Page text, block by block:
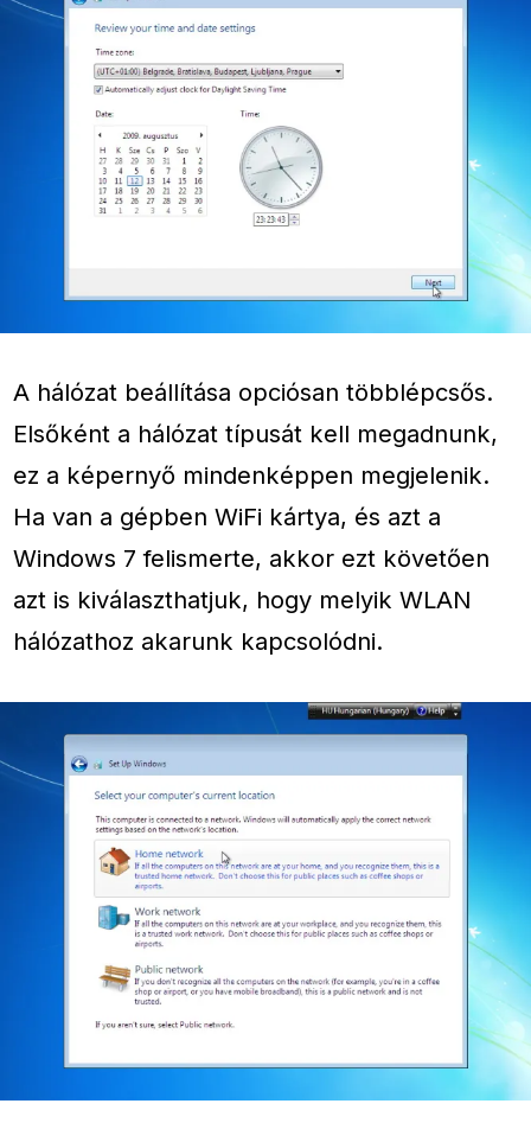
A hálózat beállítása opciósan többlépcsős.
Elsőként a hálózat típusát kell megadnunk,
ez a képernyő mindenképpen megjelenik.
Ha van a gépben WiFi kártya, és azt a
Windows 7 felismerte, akkor ezt követően
azt is kiválaszthatjuk, hogy melyik WLAN
hálózathoz akarunk kapcsolódni.